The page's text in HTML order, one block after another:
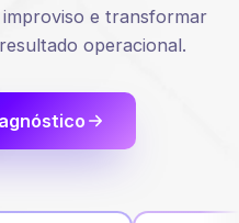
e transformar
operacional.